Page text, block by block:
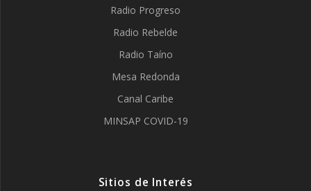
Radio Progreso
Radio Rebelde
Radio Taíno
Mesa Redonda
Canal Caribe
MINSAP COVID-19
Sitios de Interés